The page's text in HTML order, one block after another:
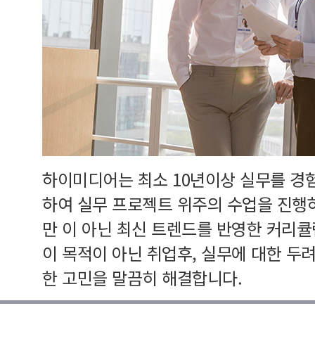
하이미디어는 최소 10년이상 실무를 경
하여 실무 프로젝트 위주의 수업을 진
만 이 아닌 최신 트렌드를 반영한 커리
이 목적이 아닌 취업후, 실무에 대한 두
한 고민을 말끔히 해결합니다.